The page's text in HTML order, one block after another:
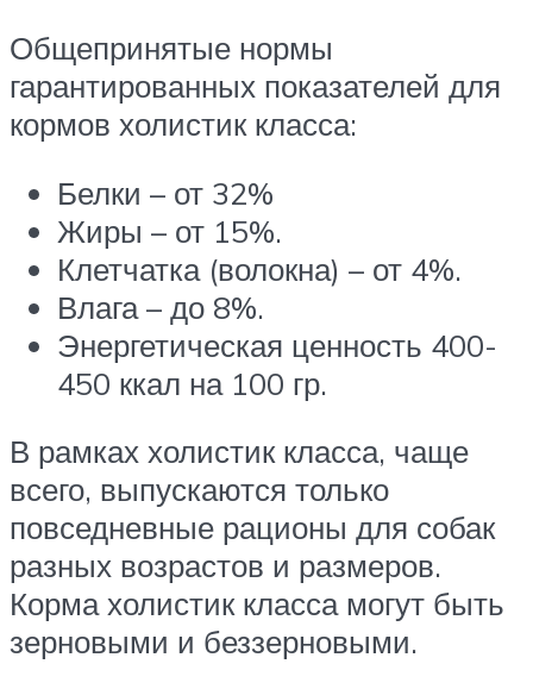
Общепринятые нормы
гарантированных показателей для
кормов холистик класса:
Белки – от 32%
Жиры – от 15%.
Клетчатка (волокна) – от 4%.
Влага – до 8%.
Энергетическая ценность 400-
450 ккал на 100 гр.
В рамках холистик класса, чаще
всего, выпускаются только
повседневные рационы для собак
разных возрастов и размеров.
Корма холистик класса могут быть
зерновыми и беззерновыми.